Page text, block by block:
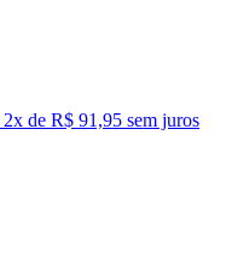
2x de R$ 91,95 sem juros